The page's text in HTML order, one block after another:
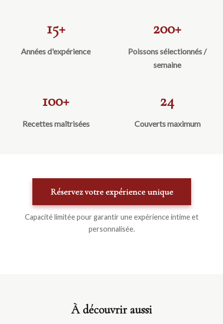
15+
Années d'expérience
200+
Poissons sélectionnés /
semaine
100+
Recettes maîtrisées
24
Couverts maximum
Réservez votre expérience unique
Capacité limitée pour garantir une expérience intime et
personnalisée.
À découvrir aussi